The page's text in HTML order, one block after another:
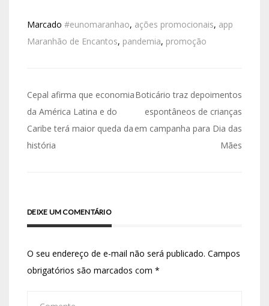
Marcado #eunomaranhao, ações promocionais, app
Maranhão de Encantos, pandemia, promoção
Cepal afirma que economia
da América Latina e do
Caribe terá maior queda da
história
Boticário traz depoimentos
espontâneos de crianças
em campanha para Dia das
Mães
DEIXE UM COMENTÁRIO
O seu endereço de e-mail não será publicado. Campos
obrigatórios são marcados com *